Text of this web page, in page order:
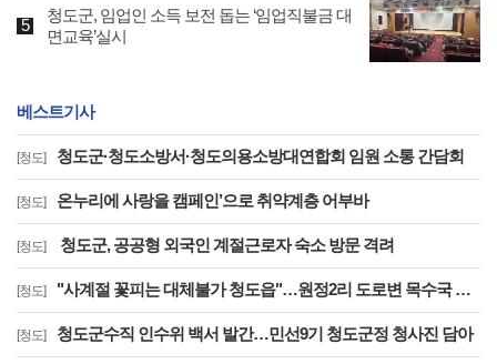
청도군, 임업인 소득 보전 돕는 ‘임업직불금 대
면교육’실시
베스트기사
[청도] 청도군·청도소방서·청도의용소방대연합회 임원 소통 간담회
[청도] 온누리에 사랑을 캠페인’으로 취약계층 어부바
[청도] 청도군, 공공형 외국인 계절근로자 숙소 방문 격려
[청도] "사계절 꽃피는 대체불가 청도읍"…원정2리 도로변 목수국 만개
[청도] 청도군수직 인수위 백서 발간…민선9기 청도군정 청사진 담아